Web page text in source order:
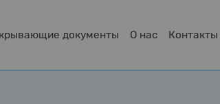
документы О нас Контакты